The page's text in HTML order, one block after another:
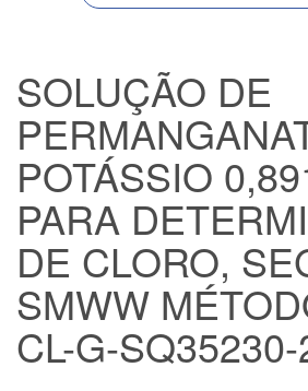
SOLUÇÃO DE
POTÁSSIO
PARA
DE CLORO,
SMWW
CL-G-